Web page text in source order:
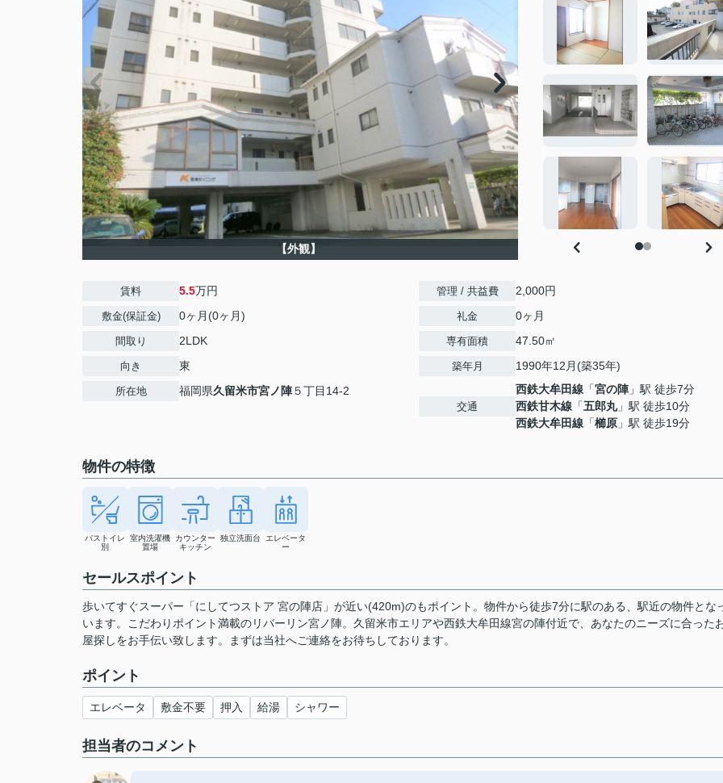
【外観】
賃料 5.5万円
敷金(保証金) 0ヶ月(0ヶ月)
間取り 2LDK
向き 東
所在地 福岡県久留米市宮ノ陣５丁目14-2
管理 / 共益費 2,000円
礼金 0ヶ月
専有面積 47.50㎡
築年月 1990年12月(築35年)
交通
西鉄大牟田線 「宮の陣」駅 徒歩7分
西鉄甘木線 「五郎丸」駅 徒歩10分
西鉄大牟田線 「櫛原 」駅 徒歩19分
物件の特徴
バストイレ
別
室内洗濯機
置場
カウンター
キッチン
独立洗面台
エレベータ
ー
セールスポイント
歩いてすぐスーパー「にしてつストア 宮の陣店」が近い(420m)のもポイント。物件から徒歩7分に駅のある、駅近の物件とな
います。こだわりポイント満載のリバーリン宮ノ陣。久留米市エリアや西鉄大牟田線宮の陣付近で、あなたのニーズに合った
屋探しをお手伝い致します。まずは当社へご連絡をお待ちしております。
ポイント
エレベータ 敷金不要 押入 給湯 シャワー
担当者のコメント